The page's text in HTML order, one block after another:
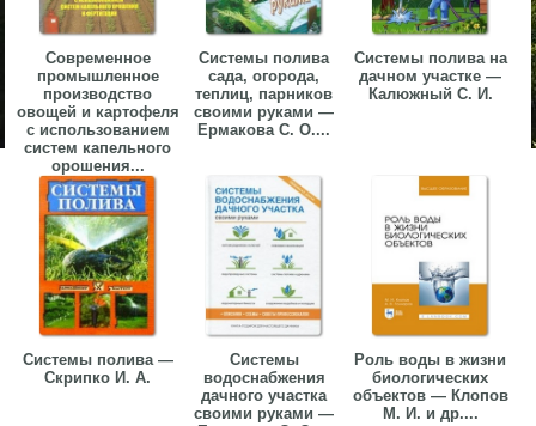
Современное
промышленное
производство
овощей и картофеля
с использованием
систем капельного
орошения...
Системы полива
сада, огорода,
теплиц, парников
своими руками —
Ермакова С. О....
Системы полива на
дачном участке —
Калюжный С. И.
Системы полива —
Скрипко И. А.
Системы
водоснабжения
дачного участка
своими руками —
Роль воды в жизни
биологических
объектов — Клопов
М. И. и др....